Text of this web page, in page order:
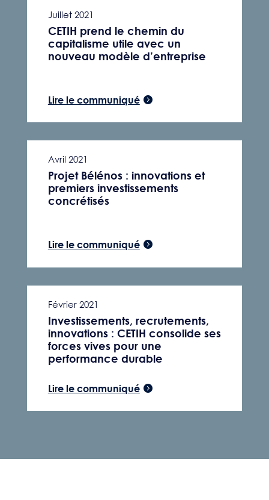
Juillet 2021
CETIH prend le chemin du
capitalisme utile avec un
nouveau modèle d’entreprise
Lire le communiqué
Avril 2021
Projet Bélénos : innovations et
premiers investissements
concrétisés
Lire le communiqué
Février 2021
Investissements, recrutements,
innovations : CETIH consolide ses
forces vives pour une
performance durable
Lire le communiqué